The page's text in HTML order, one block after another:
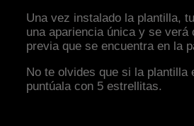
Una vez instalado la plantilla,
una apariencia única y se verá
previa que se encuentra en la
No te olvides que si la plantilla
puntúala con 5 estrellitas.